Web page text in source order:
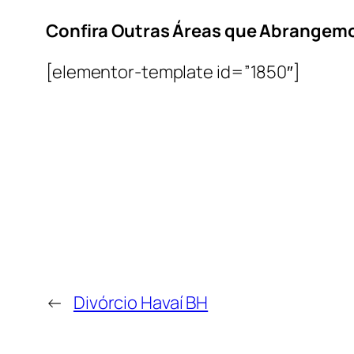
Confira Outras Áreas que
[elementor-template id=”1850″]
← Divórcio Havaí BH